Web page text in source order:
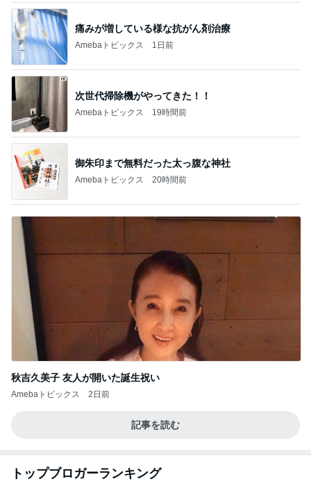
痛みが増している様な抗がん剤治療
Amebaトピックス 1日前
次世代掃除機がやってきた！！
Amebaトピックス 19時間前
御朱印まで無料だった太っ腹な神社
Amebaトピックス 20時間前
秋吉久美子 友人が開いた誕生祝い
Amebaトピックス 2日前
記事を読む
トップブロガーランキング